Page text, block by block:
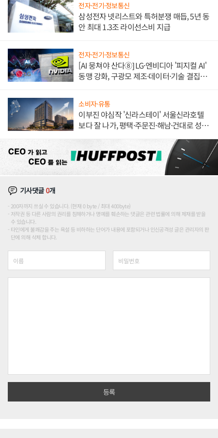
전자·전기·정보통신
삼성전자 넷리스트와 특허분쟁 매듭, 5년 동
안 최대 1.3조 라이선스비 지급
전자·전기·정보통신
[AI 뭉쳐야 산다⑧] LG·엔비디아 '피지컬 AI'
동맹 강화, 구광모 제조·데이터·기술 결집
소비자·유통
이부진 야심작 '신라스테이' 서울신라호텔
보다 잘 나가, 평택·주문진·해남·건대로 성
기사댓글0개
200자까지 쓰실 수 있습니다. (현재 0 byte / 최대 400byte)
저작권 등 다른 사람의 권리를 침해하거나 명예를 훼손하는 댓글은 관련 법률에 의해 제재를 받을
수 있습니다.
타인에게 불쾌감을 주는 욕설 등 비하하는 단어가 내용에 포함되거나 인신공격성 글은 관리자의 판
단에 의해 삭제 합니다.